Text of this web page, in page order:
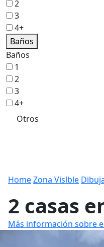
2
3
4+
Baños
Baños
1
2
3
4+
Otros
HomeZona Vislble
2 casas
Más información sobre